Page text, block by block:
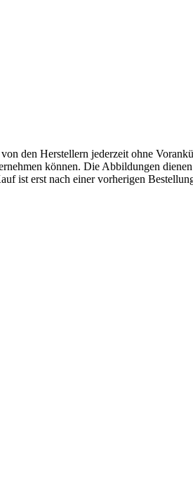
den Herstellern jederzeit ohne
können. Die Abbildungen
ist erst nach einer vorherigen